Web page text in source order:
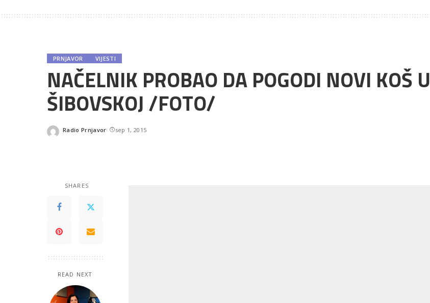
PRNJAVOR VIJESTI
NAČELNIK PROBAO DA POGODI NOVI KOŠ U
ŠIBOVSKOJ /FOTO/
Posted
Radio Prnjavor sep 1, 2015
SHARES
READ NEXT